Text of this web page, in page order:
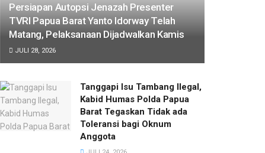
Persiapan Autopsi Jenazah Presenter
TVRI Papua Barat Yanto Idorway Telah
Matang, Pelaksanaan Dijadwalkan Kamis
JULI 28, 2026
Tanggapi Isu Tambang Ilegal,
Kabid Humas Polda Papua
Barat Tegaskan Tidak ada
Toleransi bagi Oknum
Anggota